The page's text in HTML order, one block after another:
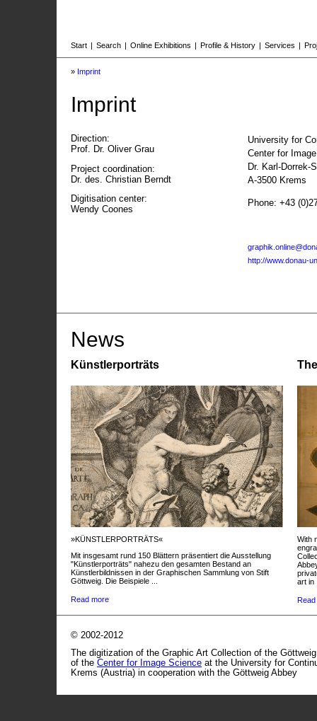
Start | Search | Online Exhibitions | Profile & History | Services |
» Imprint
Imprint
Direction:
Prof. Dr. Oliver Grau
Project coordination:
Dr. des. Christian Berndt
Digitisation center:
Wendy Coones
University for
Center for
Dr. Karl-Dorrek-
A-3500 Krems
Phone: +43
http://www.donau-
News
Künstlerporträts
»KÜNSTLERPORTRÄTS«
Mit insgesamt rund 150 Blättern präsentiert die Ausstellung
"Künstlerporträts" nahezu den gesamten Bestand an
Künstlerbildnissen in der Graphischen Sammlung von Stift
Göttweig. Die Beispiele ...
Read more
With
art in
© 2002-2012
The digitization of the Graphic Art Collection of the
of the Center for Image Science at the University for
Krems (Austria) in cooperation with the Göttweig Abbey